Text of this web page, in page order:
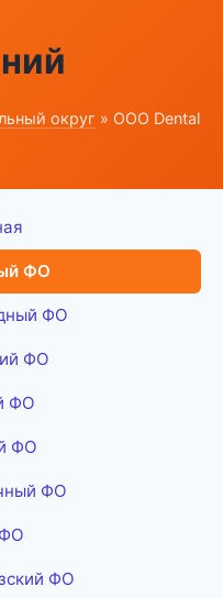
округ » ООО Dental
ФО
ФО
ФО
ФО
ФО
ФО
ФО